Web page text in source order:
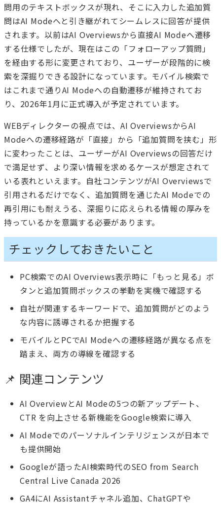
問用のテキストボックスが現れ、そこに入力した追加質
問はAI Modeへと引き継がれてシームレスに回答が提供
されます。以前はAI Overviewsから直接AI Modeへ遷移
する仕様でしたが、現在はこの「フォローアップ質問」
を経由する形に変更されており、ユーザーが段階的に検
索を深掘りできる設計になっています。モバイル検索で
はこれまで通りAI Modeへの自動遷移が維持されてお
り、2026年1月に正式導入が予定されています。
WEBディレクターの視点では、AI OverviewsからAI
Modeへの遷移経路が「直接」から「追加質問を挟む」形
に変わったことは、ユーザーがAI Overviewsの回答だけ
で満足せず、より深い情報を求めるケースが想定されて
いる表れといえます。自社コンテンツがAI Overviewsで
引用されるだけでなく、追加質問を通じたAI Modeでの
再引用にも耐えうる、深掘りに応えられる情報の厚みを
持っているかを意識する必要があります。
チェックしておきたいこと
PC検索でのAI Overviews表示時に「もっと見る」ボ
タンと追加質問ボックスの挙動を実機で確認する
自社が関連するキーワードで、追加質問がどのよう
な内容に誘導されるか把握する
モバイルとPCでAI Modeへの遷移経路が異なる点を
踏まえ、両方の導線を確認する
📌 関連コンテンツ
AI OverviewとAI Modeの5つの新アップデート、
CTR を向上させる新機能をGoogle検索に導入
AI Modeでのパーソナルインテリジェンスが日本で
も提供開始
Googleが語ったAI検索時代のSEO from Search
Central Live Canada 2026
GA4にAI Assistantチャネル追加、ChatGPTや